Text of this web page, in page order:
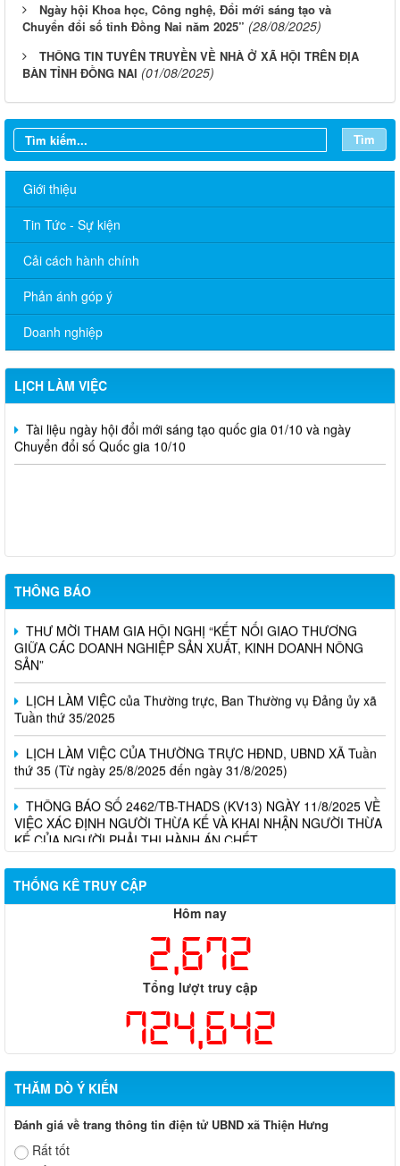
Ngày hội Khoa học, Công nghệ, Đổi mới sáng tạo và
Chuyển đổi số tỉnh Đồng Nai năm 2025” (28/08/2025)
THÔNG TIN TUYÊN TRUYỀN VỀ NHÀ Ở XÃ HỘI TRÊN ĐỊA
BÀN TỈNH ĐỒNG NAI (01/08/2025)
Tìm
Giới thiệu
Tin Tức - Sự kiện
Cải cách hành chính
Phản ánh góp ý
Doanh nghiệp
LỊCH LÀM VIỆC
Tài liệu ngày hội đổi mới sáng tạo quốc gia 01/10 và ngày
Chuyển đổi số Quốc gia 10/10
THÔNG BÁO
THƯ MỜI THAM GIA HỘI NGHỊ “KẾT NỐI GIAO THƯƠNG
GIỮA CÁC DOANH NGHIỆP SẢN XUẤT, KINH DOANH NÔNG
SẢN”
LỊCH LÀM VIỆC của Thường trực, Ban Thường vụ Đảng ủy xã
Tuần thứ 35/2025
LỊCH LÀM VIỆC CỦA THƯỜNG TRỰC HĐND, UBND XÃ Tuần
thứ 35 (Từ ngày 25/8/2025 đến ngày 31/8/2025)
THÔNG BÁO SỐ 2462/TB-THADS (KV13) NGÀY 11/8/2025 VỀ
VIỆC XÁC ĐỊNH NGƯỜI THỪA KẾ VÀ KHAI NHẬN NGƯỜI THỪA
KẾ CỦA NGƯỜI PHẢI THI HÀNH ÁN CHẾT
THỐNG KÊ TRUY CẬP
Hôm nay
2,672
Tổng lượt truy cập
724,642
THĂM DÒ Ý KIẾN
Đánh giá về trang thông tin điện tử UBND xã Thiện Hưng
Rất tốt